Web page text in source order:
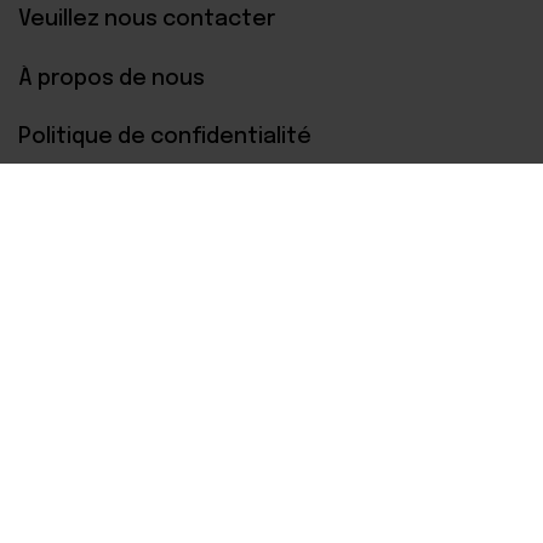
Veuillez nous contacter
À propos de nous
Politique de confidentialité